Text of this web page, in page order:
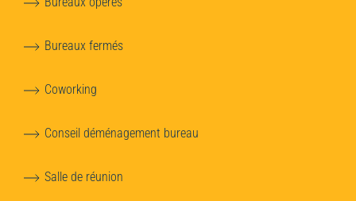
Bureaux fermés
Coworking
Conseil déménagement bureau
Salle de réunion